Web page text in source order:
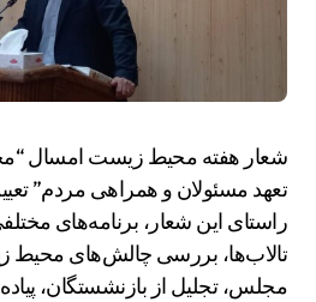
شعار هفته محیط زیست امسال
تعهد مسئولان و همراهی مردم”
راستای این شعار، برنامه‌های
تالاب‌ها، بررسی چالش‌های محیط
مجلس، تجلیل از بازنشستگان،